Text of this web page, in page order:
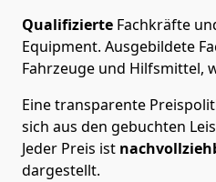
Qualifizierte Fachkräfte
Equipment. Ausgebildete
Fahrzeuge und Hilfsmittel,
Eine transparente
sich aus den gebuchten
Jeder Preis ist
dargestellt.